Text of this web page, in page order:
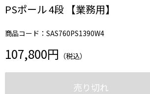
PSポール 4段 【業務用】
商品コード：SAS760PS1390W4
107,800円 （税込）
売り切れ